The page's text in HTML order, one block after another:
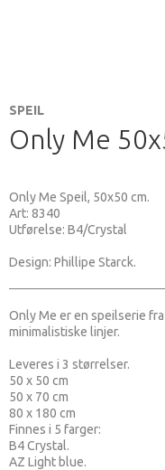
SPEIL
Only Me
Only Me Speil, 50x50 cm.
Art: 8340
Utførelse: B4/Crystal
Design: Phillipe Starck.
Only Me er en speilserie
minimalistiske linjer.
Leveres i 3 størrelser.
50 x 50 cm
50 x 70 cm
80 x 180 cm
Finnes i 5 farger:
B4 Crystal.
AZ Light blue.